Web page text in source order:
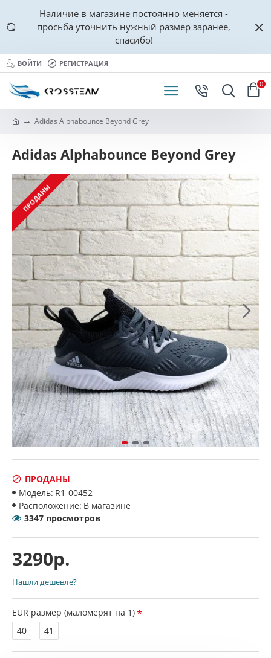
Наличие в магазине постоянно меняется -
просьба уточнить нужный размер заранее,
спасибо!
ВОЙТИ РЕГИСТРАЦИЯ
0
Adidas Alphabounce Beyond Grey
Adidas Alphabounce Beyond Grey
ПРОДАНЫ
3290р.
ПРОДАНЫ
Модель: R1-00452
Расположение: В магазине
3347 просмотров
EUR размер (маломерят на 1)
40
41
Нашли дешевле?